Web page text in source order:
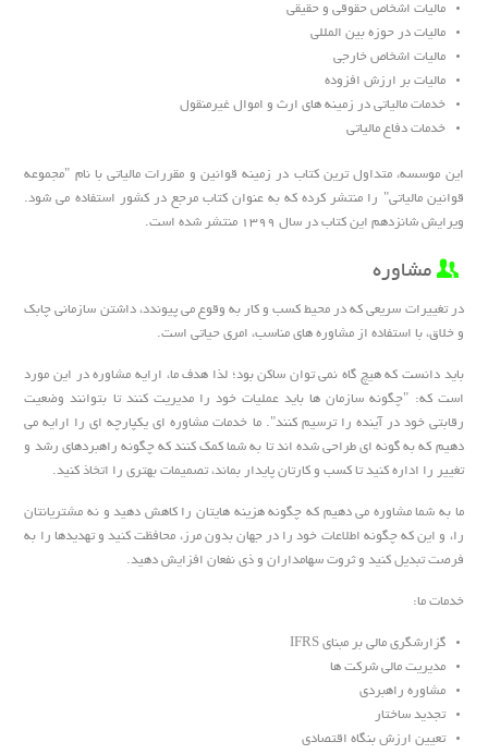
مالیات اشخاص حقوقی و حقیقی
مالیات در حوزه بین المللی
مالیات اشخاص خارجی
مالیات بر ارزش افزوده
خدمات مالیاتی در زمینه های ارث و اموال غیرمنقول
خدمات دفاع مالیاتی
این موسسه، متداول ترین کتاب در زمینه قوانین و مقررات مالیاتی با نام "مجموعه
قوانین مالیاتی" را منتشر کرده که به عنوان کتاب مرجع در کشور استفاده می شود.
ویرایش شانزدهم این کتاب در سال 1399 منتشر شده است.
مشاوره
در تغییرات سریعی که در محیط کسب و کار به وقوع می پیوندد، داشتن سازمانی چابک
و خلاق، با استفاده از مشاوره های مناسب، امری حیاتی است.
باید دانست که هیچ گاه نمی توان ساکن بود؛ لذا هدف ما، ارایه مشاوره در این مورد
است که: "چگونه سازمان ها باید عملیات خود را مدیریت کنند تا بتوانند وضعیت
رقابتی خود در آینده را ترسیم کنند". ما خدمات مشاوره ای یکپارچه ای را ارایه می
دهیم که به گونه ای طراحی شده اند تا به شما کمک کنند که چگونه راهبردهای رشد و
تغییر را اداره کنید تا کسب و کارتان پایدار بماند، تصمیمات بهتری را اتخاذ کنید.
ما به شما مشاوره می دهیم که چگونه هزینه هایتان را کاهش دهید و نه مشتریانتان
را، و این که چگونه اطلاعات خود را در جهان بدون مرز، محافظت کنید و تهدیدها را به
فرصت تبدیل کنید و ثروت سهامداران و ذی نفعان افزایش دهید.
خدمات ما:
گزارشگری مالی بر مبنای IFRS
مدیریت مالی شرکت ها
مشاوره راهبردی
تجدید ساختار
تعیین ارزش بنگاه اقتصادی